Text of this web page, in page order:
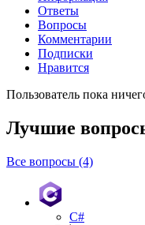
Ответы
Вопросы
Комментарии
Подписки
Нравится
Пользователь пока
Лучшие
Все вопросы (4)
C#